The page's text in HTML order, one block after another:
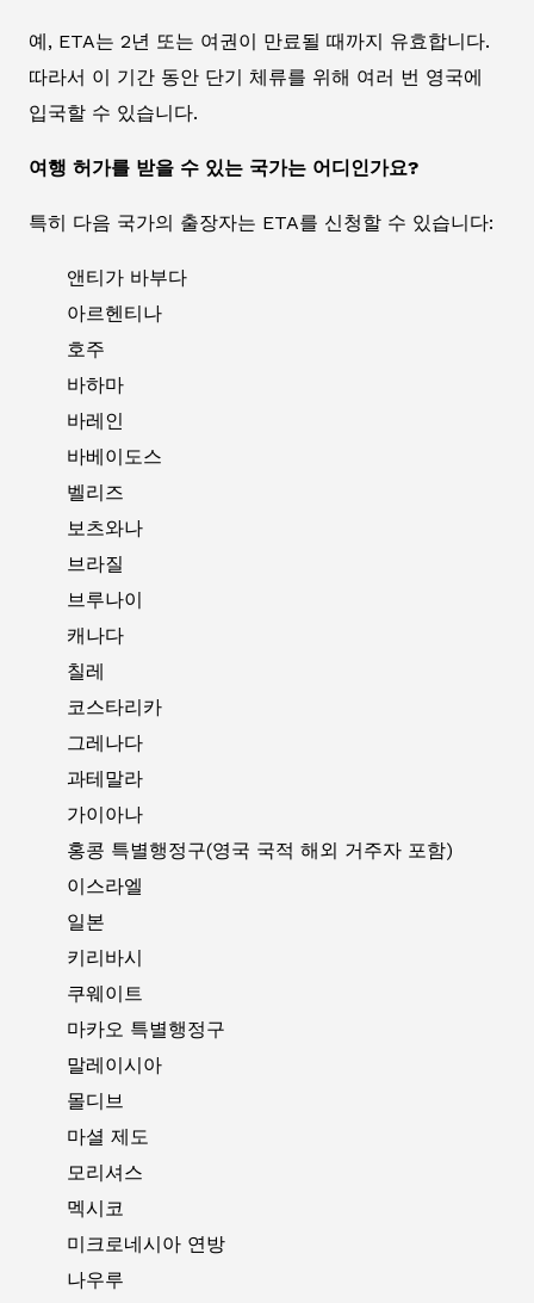
예, ETA는 2년 또는 여권이 만료될 때까지 유효합니다.
따라서 이 기간 동안 단기 체류를 위해 여러 번 영국에
입국할 수 있습니다.
여행 허가를 받을 수 있는 국가는 어디인가요?
특히 다음 국가의 출장자는 ETA를 신청할 수 있습니다:
앤티가 바부다
아르헨티나
호주
바하마
바레인
바베이도스
벨리즈
보츠와나
브라질
브루나이
캐나다
칠레
코스타리카
그레나다
과테말라
가이아나
홍콩 특별행정구(영국 국적 해외 거주자 포함)
이스라엘
일본
키리바시
쿠웨이트
마카오 특별행정구
말레이시아
몰디브
마셜 제도
모리셔스
멕시코
미크로네시아 연방
나우루